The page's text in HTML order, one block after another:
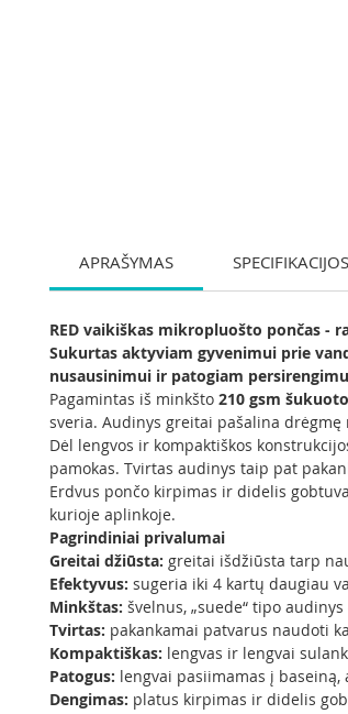
APRAŠYMAS SPECIFIKACIJOS
RED vaikiškas mikropluošto pončas -
Sukurtas aktyviam gyvenimui prie
nusausinimui ir patogiam
Pagamintas iš minkšto 210 gsm
sveria. Audinys greitai pašalina
Dėl lengvos ir kompaktiškos
pamokas. Tvirtas audinys taip pat
Erdvus pončo kirpimas ir didelis
kurioje aplinkoje.
Pagrindiniai privalumai
Greitai džiūsta: greitai išdžiūsta tarp
Efektyvus: sugeria iki 4 kartų daugiau
Minkštas: švelnus, „suede“ tipo
Tvirtas: pakankamai patvarus naudoti
Kompaktiškas: lengvas ir lengvai
Patogus: lengvai pasiimamas į baseiną,
Dengimas: platus kirpimas ir didelis